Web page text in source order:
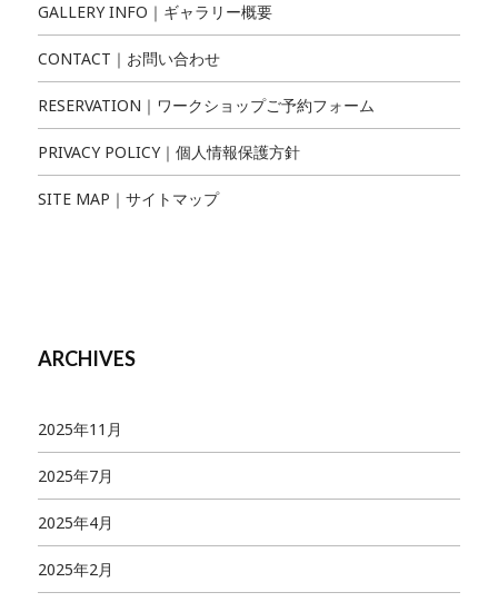
GALLERY INFO｜ギャラリー概要
CONTACT｜お問い合わせ
RESERVATION｜ワークショップご予約フォーム
PRIVACY POLICY｜個人情報保護方針
SITE MAP｜サイトマップ
ARCHIVES
2025年11月
2025年7月
2025年4月
2025年2月